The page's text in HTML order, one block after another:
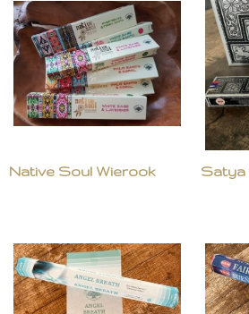
Native Soul Wierook Satya